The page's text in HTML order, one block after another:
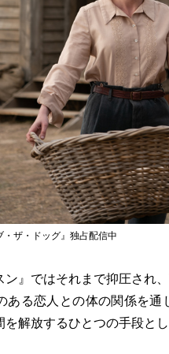
ザ・ドッグ』独占配信中
』ではそれまで抑圧され
ある恋人との体の関係を
を解放するひとつの手段と